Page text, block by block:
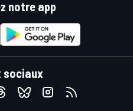
notre app
sociaux